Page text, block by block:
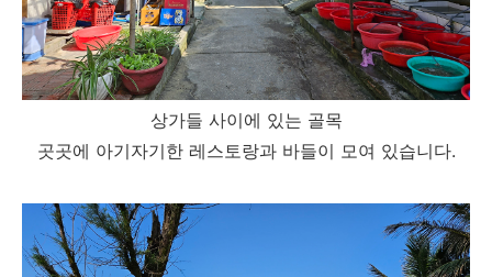
상가들 사이에 있는 골목
곳곳에 아기자기한 레스토랑과 바들이 모여 있습니다.